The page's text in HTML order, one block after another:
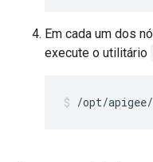
Em cada um dos
execute o utilitário
/opt/